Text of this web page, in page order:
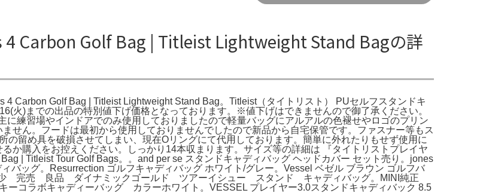
4 Carbon Golf Bag | Titleist Lightweight Stand Bagの詳
Carbon Golf Bag | Titleist Lightweight Stand Bag。Titleist（タイトリスト） PUセルフスタンドキ
火)までの出品の特別値下げ価格となっております。※値下げはできませんので御了承ください。
練習場やインドアでのみ使用しておりましたので軽量バッグにアルアルの色褪せやロゴのプリン
せん。フードは最初から使用しておりませんでしたので新品から自宅保管です。ファスナー等もス
留め具を破損させてしまい、現在Oリングにて代用しております。簡単に外れたりもせず使用に
か購入をお控えください。しっかり14本収まります。サイズ等の詳細は 『タイトリストプレイヤ
| Titleist Tour Golf Bags。。and per se スタンドキャディバッグ ヘッドカバー セット売り。jones
バッグ。Resurrection ゴルフキャディバッグ ホワイト/グレー。Vessel ベゼル ブラウン ゴルフバ
少 完売 良品 ダイナミックゴールド ツアーイシュー スタンド キャディバッグ。MINI純正
コラボキャディーバッグ カラーホワイト。VESSEL プレイヤー3.0スタンドキャディバック 8.5